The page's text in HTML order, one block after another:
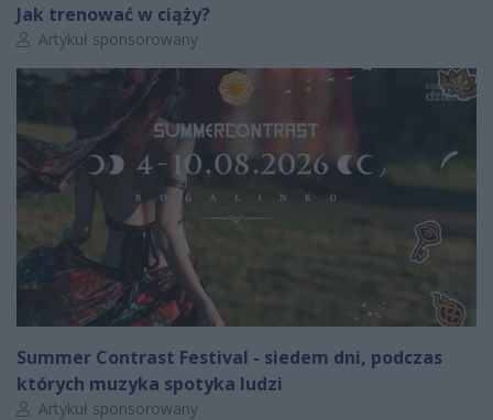
Jak trenować w ciąży?
Autor artykułu:
Artykuł sponsorowany
Summer Contrast Festival - siedem dni, podczas
których muzyka spotyka ludzi
Autor artykułu:
Artykuł sponsorowany